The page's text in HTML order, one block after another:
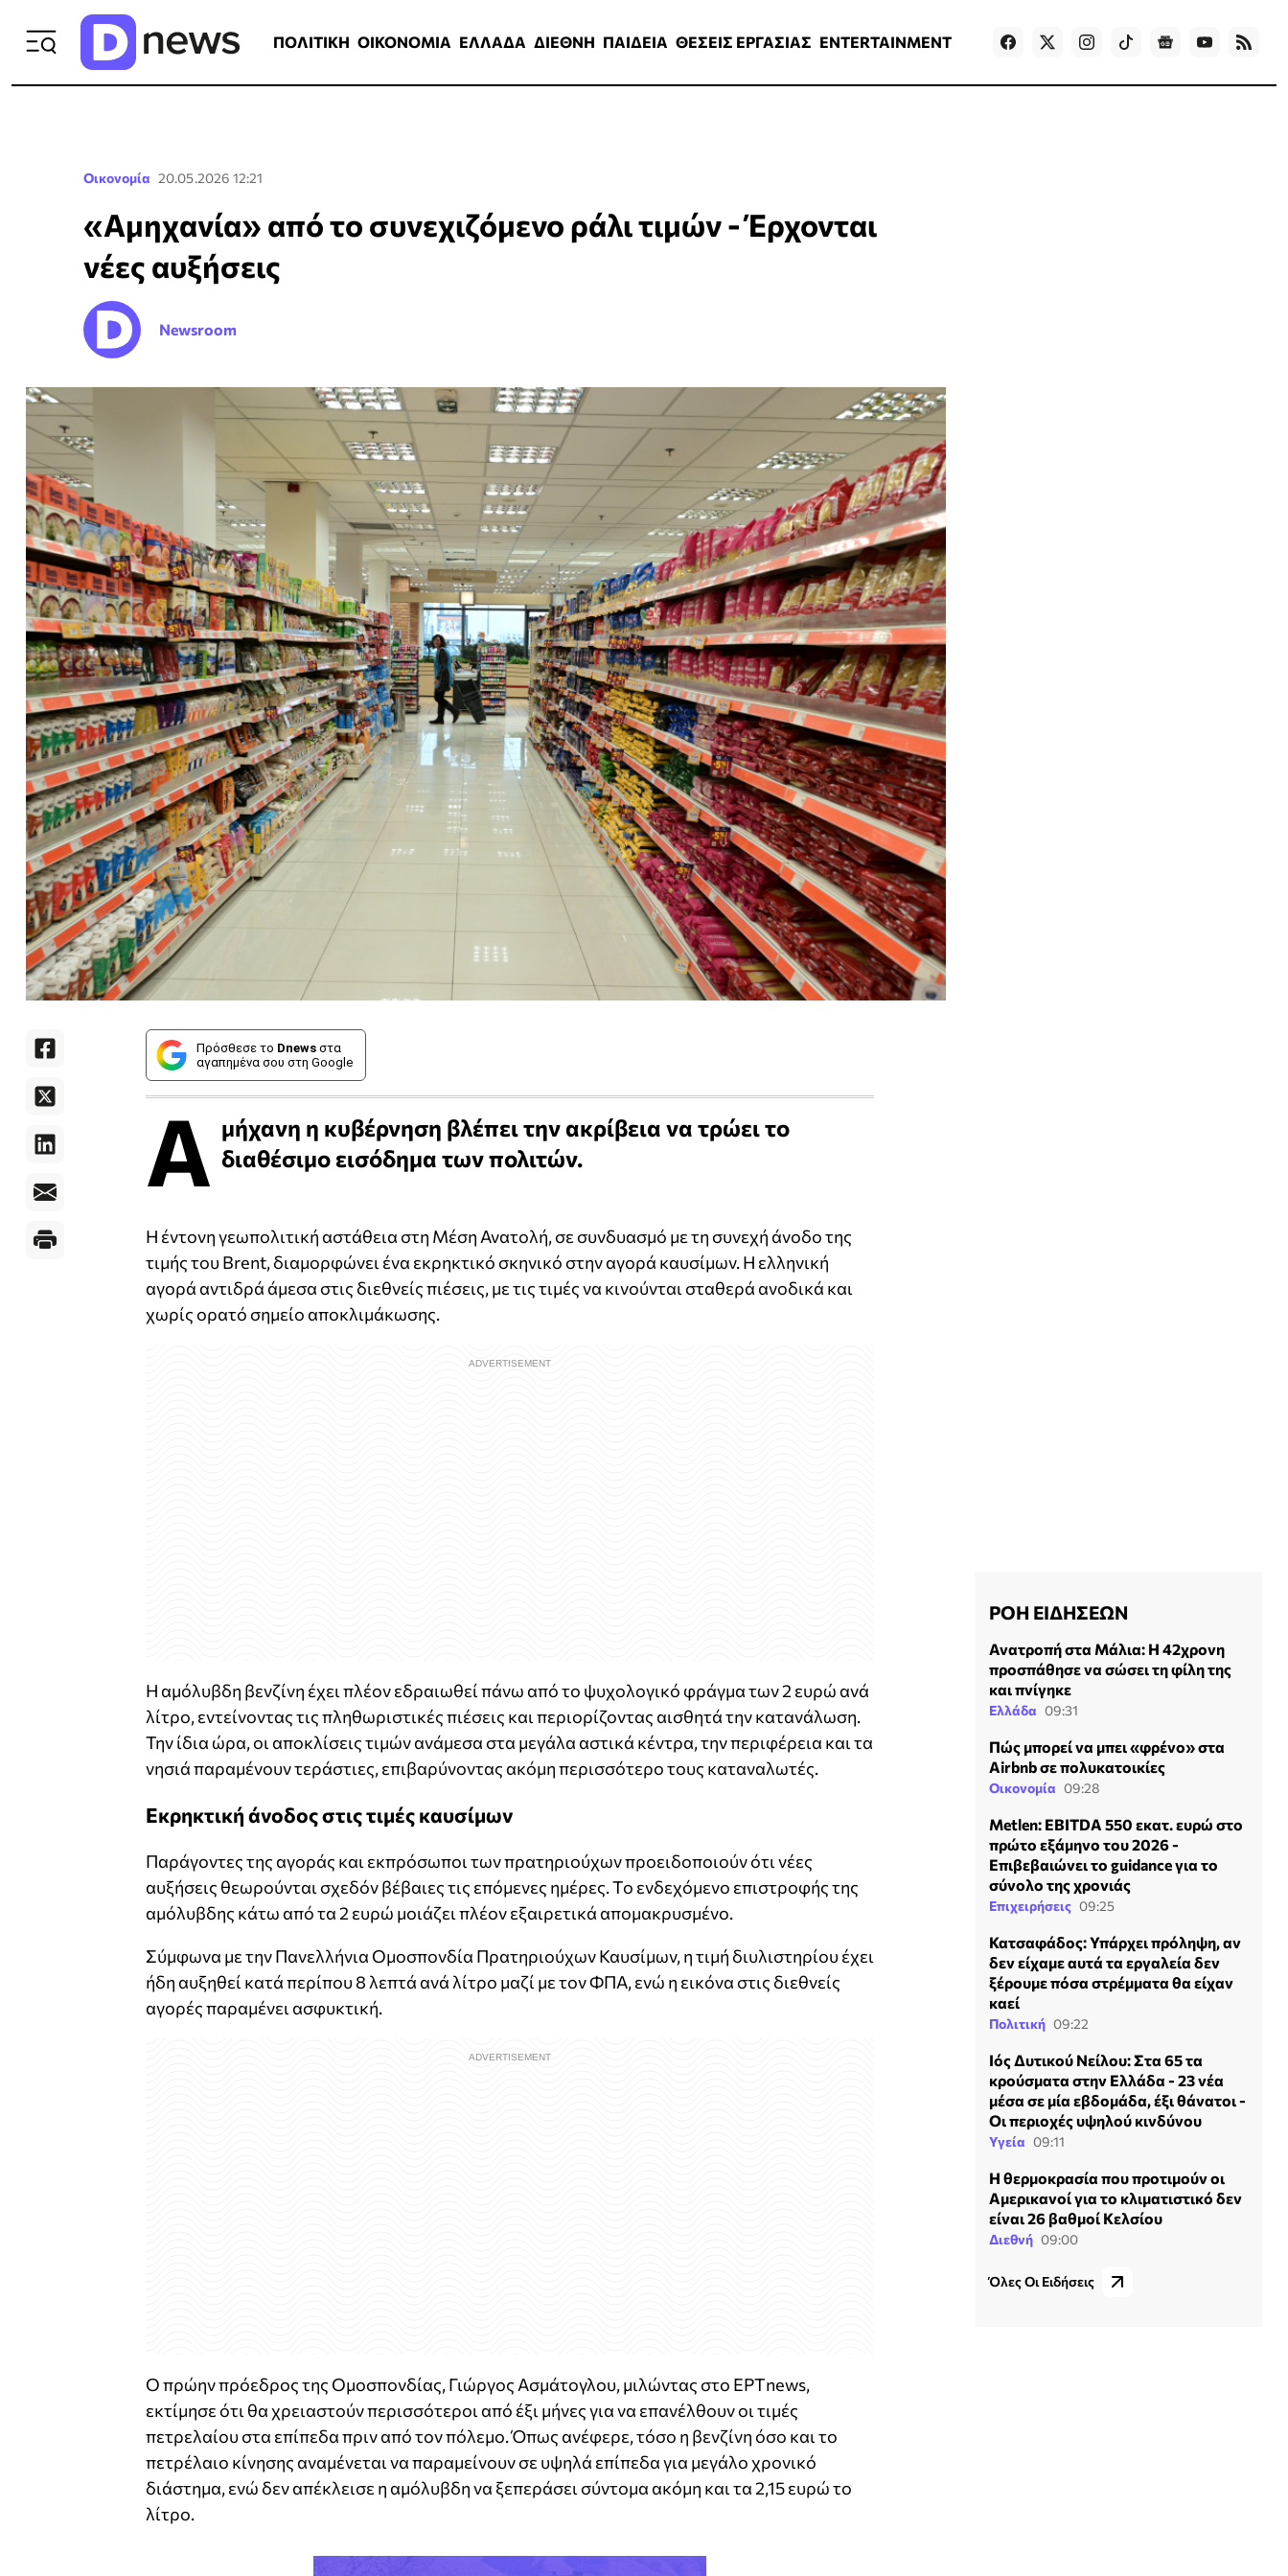
ΠΟΛΙΤΙΚΗ ΟΙΚΟΝΟΜΙΑ ΕΛΛΑΔΑ ΔΙΕΘΝΗ ΠΑΙΔΕΙΑ ΘΕΣΕΙΣ ΕΡΓΑΣΙΑΣ ENTERTAINMENT Games
Οικονομία 20.05.2026 12:21
«Αμηχανία» από το συνεχιζόμενο ράλι τιμών - Έρχονται
νέες αυξήσεις
Newsroom
Πρόσθεσε το Dnews στα
αγαπημένα σου στη Google
Α μήχανη η κυβέρνηση βλέπει την ακρίβεια να τρώει το
διαθέσιμο εισόδημα των πολιτών.
Η έντονη γεωπολιτική αστάθεια στη Μέση Ανατολή, σε συνδυασμό με τη συνεχή άνοδο της
τιμής του Brent, διαμορφώνει ένα εκρηκτικό σκηνικό στην αγορά καυσίμων. Η ελληνική
αγορά αντιδρά άμεσα στις διεθνείς πιέσεις, με τις τιμές να κινούνται σταθερά ανοδικά και
χωρίς ορατό σημείο αποκλιμάκωσης.
Η αμόλυβδη βενζίνη έχει πλέον εδραιωθεί πάνω από το ψυχολογικό φράγμα των 2 ευρώ ανά
λίτρο, εντείνοντας τις πληθωριστικές πιέσεις και περιορίζοντας αισθητά την κατανάλωση.
Την ίδια ώρα, οι αποκλίσεις τιμών ανάμεσα στα μεγάλα αστικά κέντρα, την περιφέρεια και τα
νησιά παραμένουν τεράστιες, επιβαρύνοντας ακόμη περισσότερο τους καταναλωτές.
Εκρηκτική άνοδος στις τιμές καυσίμων
Παράγοντες της αγοράς και εκπρόσωποι των πρατηριούχων προειδοποιούν ότι νέες
αυξήσεις θεωρούνται σχεδόν βέβαιες τις επόμενες ημέρες. Το ενδεχόμενο επιστροφής της
αμόλυβδης κάτω από τα 2 ευρώ μοιάζει πλέον εξαιρετικά απομακρυσμένο.
Σύμφωνα με την Πανελλήνια Ομοσπονδία Πρατηριούχων Καυσίμων, η τιμή διυλιστηρίου έχει
ήδη αυξηθεί κατά περίπου 8 λεπτά ανά λίτρο μαζί με τον ΦΠΑ, ενώ η εικόνα στις διεθνείς
αγορές παραμένει ασφυκτική.
Ο πρώην πρόεδρος της Ομοσπονδίας, Γιώργος Ασμάτογλου, μιλώντας στο ΕΡΤnews,
εκτίμησε ότι θα χρειαστούν περισσότεροι από έξι μήνες για να επανέλθουν οι τιμές
πετρελαίου στα επίπεδα πριν από τον πόλεμο. Όπως ανέφερε, τόσο η βενζίνη όσο και το
πετρέλαιο κίνησης αναμένεται να παραμείνουν σε υψηλά επίπεδα για μεγάλο χρονικό
διάστημα, ενώ δεν απέκλεισε η αμόλυβδη να ξεπεράσει σύντομα ακόμη και τα 2,15 ευρώ το
λίτρο.
ΡΟΗ ΕΙΔΗΣΕΩΝ
Ανατροπή στα Μάλια: Η 42χρονη
προσπάθησε να σώσει τη φίλη της
και πνίγηκε
Ελλάδα 09:31
Πώς μπορεί να μπει «φρένο» στα
Airbnb σε πολυκατοικίες
Οικονομία 09:28
Metlen: EBITDA 550 εκατ. ευρώ στο
πρώτο εξάμηνο του 2026 -
Επιβεβαιώνει το guidance για το
σύνολο της χρονιάς
Επιχειρήσεις 09:25
Κατσαφάδος: Υπάρχει πρόληψη, αν
δεν είχαμε αυτά τα εργαλεία δεν
ξέρουμε πόσα στρέμματα θα είχαν
καεί
Πολιτική 09:22
Ιός Δυτικού Νείλου: Στα 65 τα
κρούσματα στην Ελλάδα - 23 νέα
μέσα σε μία εβδομάδα, έξι θάνατοι -
Οι περιοχές υψηλού κινδύνου
Υγεία 09:11
Η θερμοκρασία που προτιμούν οι
Αμερικανοί για το κλιματιστικό δεν
είναι 26 βαθμοί Κελσίου
Διεθνή 09:00
Όλες Οι Ειδήσεις